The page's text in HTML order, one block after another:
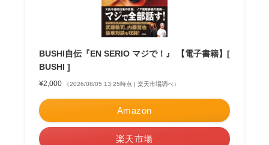
BUSHI自伝『EN SERIO マジで！』 【電子書籍】[
BUSHI ]
¥2,000 （2026/08/05 13:25時点 | 楽天市場調べ）
Amazon
楽天市場